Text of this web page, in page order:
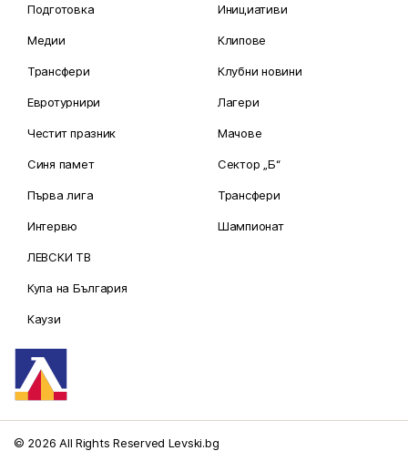
Подготовка
Медии
Трансфери
Евротурнири
Честит празник
Синя памет
Първа лига
Интервю
ЛЕВСКИ ТВ
Купа на България
Каузи
Инициативи
Клипове
Клубни новини
Лагери
Мачове
Сектор „Б“
Трансфери
Шампионат
© 2026 All Rights Reserved Levski.bg